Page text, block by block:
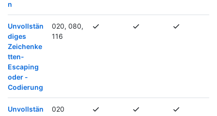
n
Unvollstän
diges
Zeichenke
tten-
Escaping
oder -
Codierung
020, 080,
116
Unvollstän
020